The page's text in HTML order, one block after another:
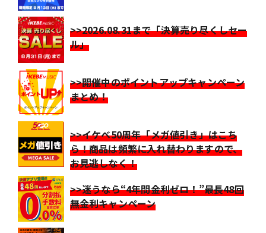
>>2026.08.31まで「決算売り尽くしセー
ル」
>>開催中のポイントアップキャンペーン
まとめ！
>>イケベ50周年「メガ値引き」はこち
ら！商品は頻繁に入れ替わりますので、
お見逃しなく！
>>迷うなら“4年間金利ゼロ！”最長48回
無金利キャンペーン